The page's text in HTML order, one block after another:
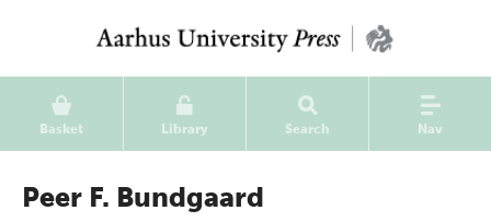
Basket Library Search Nav
Peer F. Bundgaard